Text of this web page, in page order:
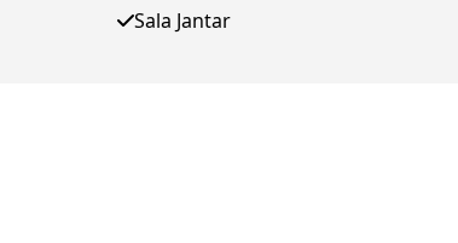
Sala Jantar